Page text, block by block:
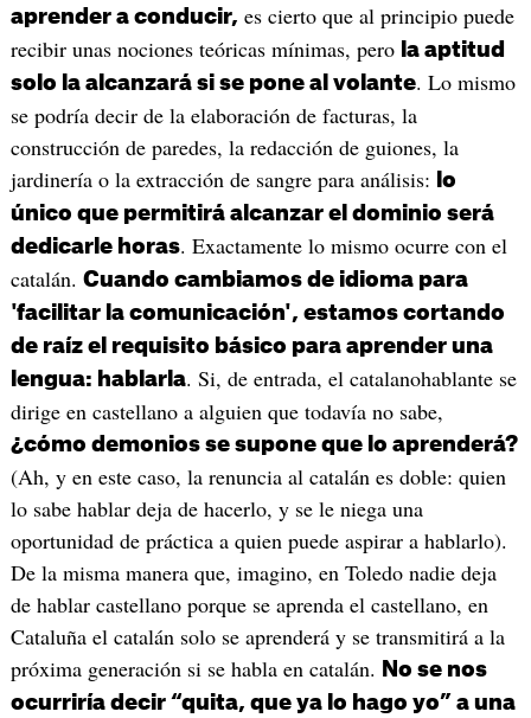
aprender a conducir, es cierto que al principio puede
recibir unas nociones teóricas mínimas, pero la aptitud
solo la alcanzará si se pone al volante. Lo mismo
se podría decir de la elaboración de facturas, la
construcción de paredes, la redacción de guiones, la
jardinería o la extracción de sangre para análisis:
lo
único que permitirá alcanzar el dominio será
dedicarle horas. Exactamente lo mismo ocurre con el
catalán. Cuando cambiamos de idioma para
'facilitar la comunicación', estamos cortando
de raíz el requisito básico para aprender una
lengua: hablarla. Si, de entrada, el catalanohablante se
dirige en castellano a alguien que todavía no sabe,
¿cómo demonios se supone que lo aprenderá?
(Ah, y en este caso, la renuncia al catalán es doble: quien
lo sabe hablar deja de hacerlo, y se le niega una
oportunidad de práctica a quien puede aspirar a hablarlo).
De la misma manera que, imagino, en Toledo nadie deja
de hablar castellano porque se aprenda el castellano, en
Cataluña el catalán solo se aprenderá y se transmitirá a la
próxima generación si se habla en catalán.
No se nos
ocurriría decir “quita, que ya lo hago yo” a una